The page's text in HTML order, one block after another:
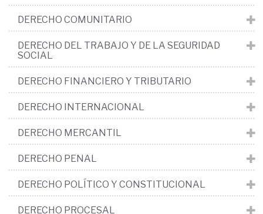
DERECHO COMUNITARIO
DERECHO DEL TRABAJO Y DE LA SEGURIDAD
SOCIAL
DERECHO FINANCIERO Y TRIBUTARIO
DERECHO INTERNACIONAL
DERECHO MERCANTIL
DERECHO PENAL
DERECHO POLÍTICO Y CONSTITUCIONAL
DERECHO PROCESAL